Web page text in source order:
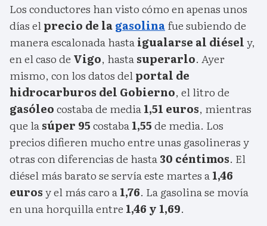
Los conductores han visto cómo en apenas unos
días elprecio de lagasolinafue subiendo de
manera escalonada hastaigualarse al diésely,
en el caso de Vigo, hastasuperarlo. Ayer
mismo, con los datos delportal de
hidrocarburos del Gobierno, el litro de
gasóleocostaba de media1,51 euros, mientras
que lasúper 95costaba1,55de media. Los
precios difieren mucho entre unas gasolineras y
otras con diferencias de hasta30 céntimos. El
diésel más barato se servía este martes a1,46
eurosy el más caro a1,76. La gasolina se movía
en una horquilla entre 1,46 y 1,69.